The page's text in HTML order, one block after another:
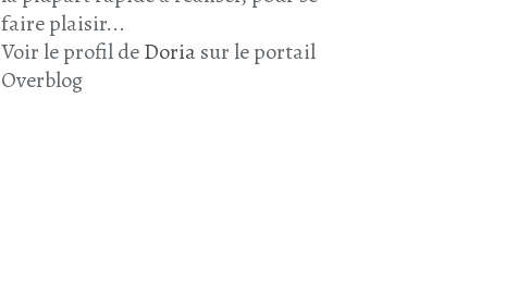
faire plaisir...
Voir le profil deDoriasur le portail
Overblog